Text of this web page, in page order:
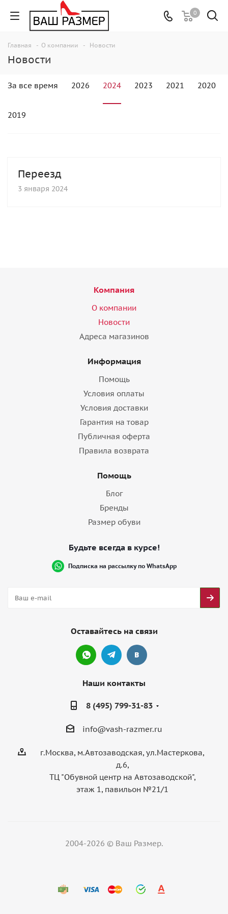
0
Главная - О компании - Новости
Новости
За все время 2026 2024 2023 2021 2020
2019
Переезд
3 января 2024
Компания
О компании
Новости
Адреса магазинов
Информация
Помощь
Условия оплаты
Условия доставки
Гарантия на товар
Публичная оферта
Правила возврата
Помощь
Блог
Бренды
Размер обуви
Будьте всегда в курсе!
Подписка на рассылку по WhatsApp
Оставайтесь на связи
Наши контакты
8 (495) 799-31-83
info@vash-razmer.ru
г.Москва, м.Автозаводская, ул.Мастеркова,
д.6,
ТЦ "Обувной центр на Автозаводской",
этаж 1, павильон №21/1
2004-2026 © Ваш Размер.